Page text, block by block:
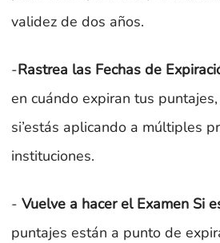
validez de dos años.
-Rastrea las Fechas de
en cuándo expiran tus
si’estás aplicando a múltiples
instituciones.
- Vuelve a hacer el Examen Si
puntajes están a punto de